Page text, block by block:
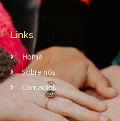
Links
Home
Sobre nós
Contactos